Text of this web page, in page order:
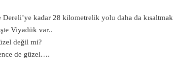
Dereli’ye kadar 28 kilometrelik yolu daha da
Viyadük var..
değil mi?
de güzel….